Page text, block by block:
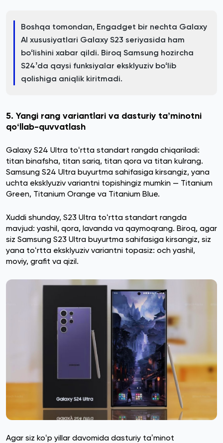
Boshqa tomondan, Engadget bir nechta Galaxy
AI xususiyatlari Galaxy S23 seriyasida ham
boʻlishini xabar qildi. Biroq Samsung hozircha
S24ʼda qaysi funksiyalar eksklyuziv boʻlib
qolishiga aniqlik kiritmadi.
5. Yangi rang variantlari va dasturiy taʼminotni
qoʻllab-quvvatlash
Galaxy S24 Ultra toʻrtta standart rangda chiqariladi:
titan binafsha, titan sariq, titan qora va titan kulrang.
Samsung S24 Ultra buyurtma sahifasiga kirsangiz, yana
uchta eksklyuziv variantni topishingiz mumkin — Titanium
Green, Titanium Orange va Titanium Blue.
Xuddi shunday, S23 Ultra toʻrtta standart rangda
mavjud: yashil, qora, lavanda va qaymoqrang. Biroq, agar
siz Samsung S23 Ultra buyurtma sahifasiga kirsangiz, siz
yana toʻrtta eksklyuziv variantni topasiz: och yashil,
moviy, grafit va qizil.
Agar siz koʻp yillar davomida dasturiy taʼminot